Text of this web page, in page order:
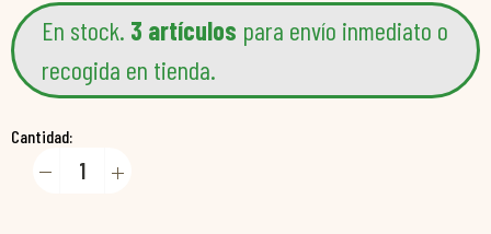
En stock. 3 artículos para envío inmediato o
recogida en tienda.
Cantidad: